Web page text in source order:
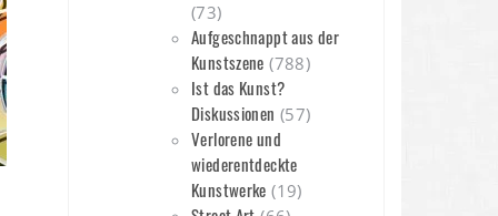
(73)
Aufgeschnappt aus der
Kunstszene (788)
Ist das Kunst?
Diskussionen (57)
Verlorene und
wiederentdeckte
Kunstwerke (19)